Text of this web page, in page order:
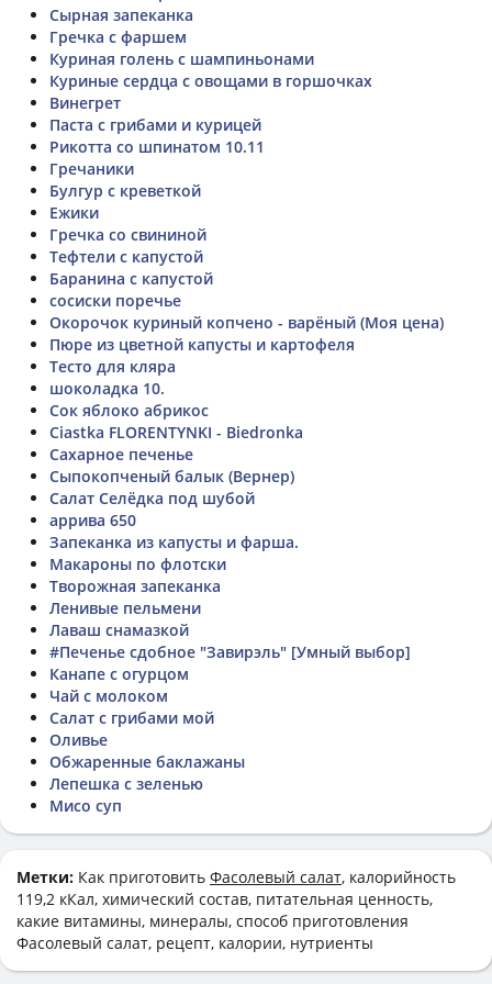
Сырная запеканка
Гречка с фаршем
Куриная голень с шампиньонами
Куриные сердца с овощами в горшочках
Винегрет
Паста с грибами и курицей
Рикотта со шпинатом 10.11
Гречаники
Булгур с креветкой
Ежики
Гречка со свининой
Тефтели с капустой
Баранина с капустой
сосиски поречье
Окорочок куриный копчено - варёный (Моя цена)
Пюре из цветной капусты и картофеля
Тесто для кляра
шоколадка 10.
Сок яблоко абрикос
Ciastka FLORENTYNKI - Biedronka
Сахарное печенье
Сыпокопченый балык (Вернер)
Салат Селёдка под шубой
аррива 650
Запеканка из капусты и фарша.
Макароны по флотски
Творожная запеканка
Ленивые пельмени
Лаваш снамазкой
#Печенье сдобное "Завирэль" [Умный выбор]
Канапе с огурцом
Чай с молоком
Салат с грибами мой
Оливье
Обжаренные баклажаны
Лепешка с зеленью
Мисо суп
Метки: Как приготовить Фасолевый салат, калорийность
119,2 кКал, химический состав, питательная ценность,
какие витамины, минералы, способ приготовления
Фасолевый салат, рецепт, калории, нутриенты